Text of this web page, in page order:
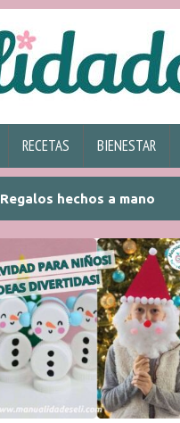
RECETAS BIENESTAR
Regalos hechos a mano